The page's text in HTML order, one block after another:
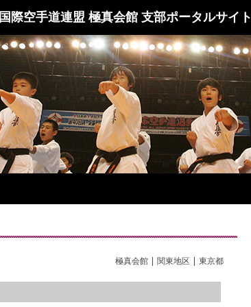
国際空手道連盟 極真会館 支部ポータルサイト
極真会館 | 関東地区 | 東京都